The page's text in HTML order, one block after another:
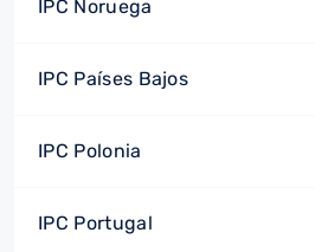
IPC Noruega
IPC Países Bajos
IPC Polonia
IPC Portugal